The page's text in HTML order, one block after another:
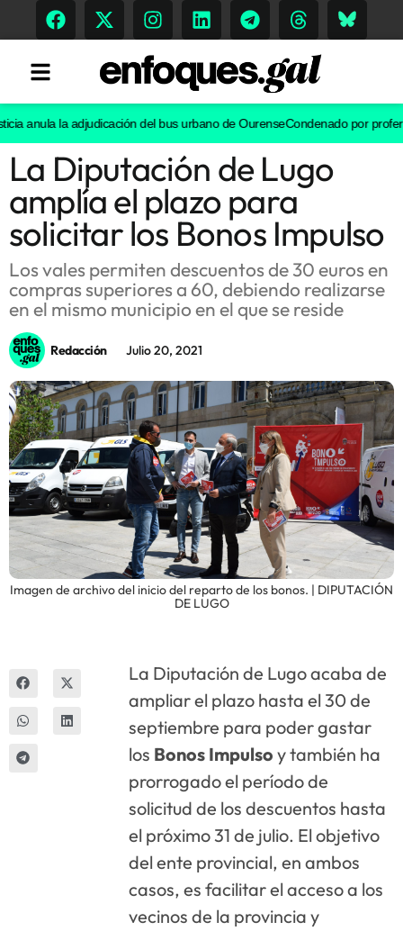
Tendencias
Memoria Histórica
Gastronomía
Escenarios
Sostenibilidad
Innova
anula la adjudicación del bus urbano de OurenseCondenado por proferir
La Diputación de Lugo
amplía el plazo para
solicitar los Bonos Impulso
Los vales permiten descuentos de 30 euros en
compras superiores a 60, debiendo realizarse
en el mismo municipio en el que se reside
Redacción Julio 20, 2021
Imagen de archivo del inicio del reparto de los bonos. | DIPUTACIÓN
DE LUGO
La Diputación de Lugo acaba de
ampliar el plazo hasta el 30 de
septiembre para poder gastar
los Bonos Impulso y también ha
prorrogado el período de
solicitud de los descuentos hasta
el próximo 31 de julio. El objetivo
del ente provincial, en ambos
casos, es facilitar el acceso a los
vecinos de la provincia y